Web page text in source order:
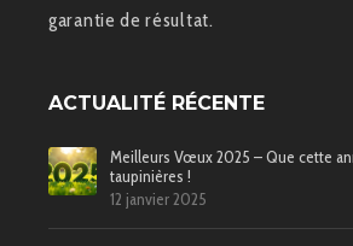
garantie de résultat.
ACTUALITÉ RÉCENTE
Meilleurs Vœux 2025 – Que cette
taupinières !
12 janvier 2025